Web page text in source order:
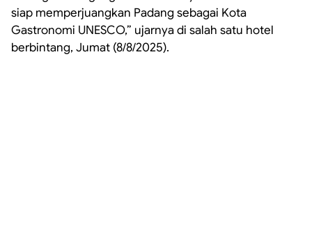
siap memperjuangkan Padang sebagai Kota
Gastronomi UNESCO,” ujarnya di salah satu hotel
berbintang, Jumat (8/8/2025).